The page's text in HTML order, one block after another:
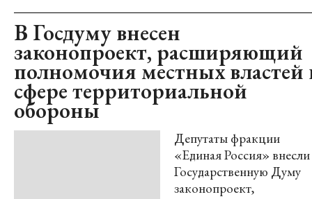
В Госдуму внесен
законопроект, расширяющий
полномочия местных властей
сфере территориальной
обороны
Депутаты фракции
«Единая Россия»
Государственную Думу
законопроект,